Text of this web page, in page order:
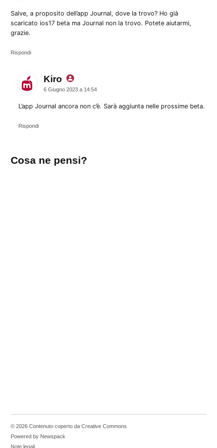
Salve, a proposito dell’app Journal, dove la trovo? Ho già
scaricato ios17 beta ma Journal non la trovo. Potete aiutarmi,
grazie.
Rispondi
Kiro dice:
6 Giugno 2023 a 14:54
L’app Journal ancora non c’è. Sarà aggiunta nelle prossime beta.
Rispondi
un
Cosa ne pensi?
© 2026 Contenuto coperto da Creative Commons
Powered by Newspack
Note legali